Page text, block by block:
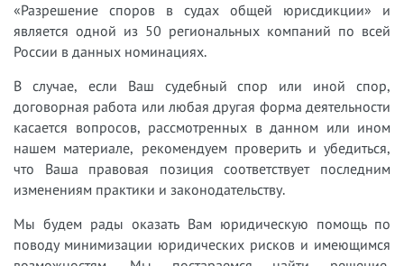
«Разрешение споров в судах общей юрисдикции» и
является одной из 50 региональных компаний по всей
России в данных номинациях.
В случае, если Ваш судебный спор или иной спор,
договорная работа или любая другая форма деятельности
касается вопросов, рассмотренных в данном или ином
нашем материале, рекомендуем проверить и убедиться,
что Ваша правовая позиция соответствует последним
изменениям практики и законодательству.
Мы будем рады оказать Вам юридическую помощь по
поводу минимизации юридических рисков и имеющимся